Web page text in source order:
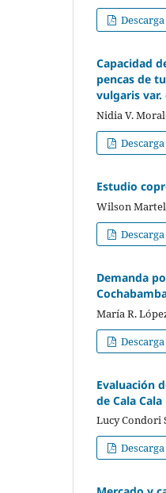
Capacidad
pencas de
vulgaris var.
Nidia V.
Estudio
Wilson
Demanda
María R.
Evaluación
de Cala Cala
Lucy Condori